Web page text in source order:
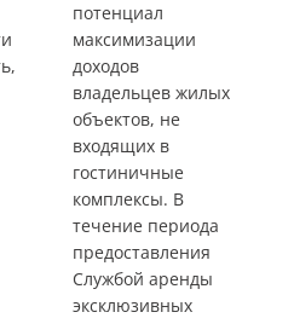
потенциал
максимизации
доходов
владельцев жилых
объектов, не
входящих в
гостиничные
комплексы. В
течение периода
предоставления
Службой аренды
эксклюзивных